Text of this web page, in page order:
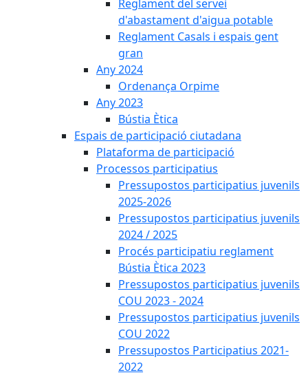
Reglament del servei
d'abastament d'aigua potable
Reglament Casals i espais gent
gran
Any 2024
Ordenança Orpime
Any 2023
Bústia Ètica
Espais de participació ciutadana
Plataforma de participació
Processos participatius
Pressupostos participatius juvenils
2025-2026
Pressupostos participatius juvenils
2024 / 2025
Procés participatiu reglament
Bústia Ètica 2023
Pressupostos participatius juvenils
COU 2023 - 2024
Pressupostos participatius juvenils
COU 2022
Pressupostos Participatius 2021-
2022